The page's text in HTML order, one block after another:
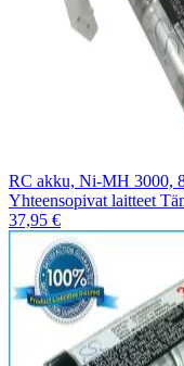
RC akku, Ni-MH 3000,
Yhteensopivat laitteet
37,95 €